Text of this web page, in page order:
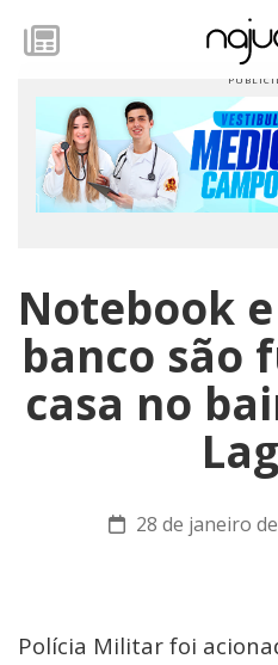
Notebook
banco são
casa no
28 de janeiro
Polícia Militar foi